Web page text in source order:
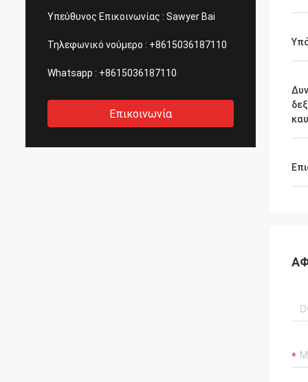
Υπεύθυνος Επικοινωνίας : Sawyer Bai
Τηλεφωνικό νούμερο : +8615036187110
Whatsapp : +8615036187110
Επικοινωνία